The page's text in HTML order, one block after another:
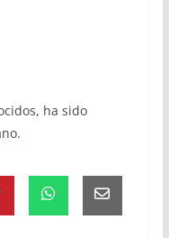
ha sido